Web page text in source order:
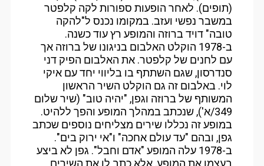
(תופים). לאחר הופעות ספורות לקה קלפטר
במשבר נפשי ועזב. במקומו נכנס ל"להקה
טובה" דויד ברוזה והמופע רץ עוד כשנה.
ב-1978 הוקלט האלבום בניגונו של ברוזה אך
עם לחנים של קלפטר. את האלבום הפיק דני
סנדרסון, שגם השתתף בו בליווי יחד עם איקי
לוי. באלבום זה גם הוקלט השיר הראשון
המשותף של ברוזה וגפן, "יהיה טוב" (שיר שלום
349/א'), שנכתב במהלך המופע והפך ללהיט.
במופע זה נכללו שירים מצליחים נוספים שכתב
גפן, ובהם "עד עולם אחכה" ו"אי ירוק בים".
ב-1978 עלה המופע "אדם וחבל". גפן לא ביצע
בעצמו את המופע, אלא כתב לו את השירים